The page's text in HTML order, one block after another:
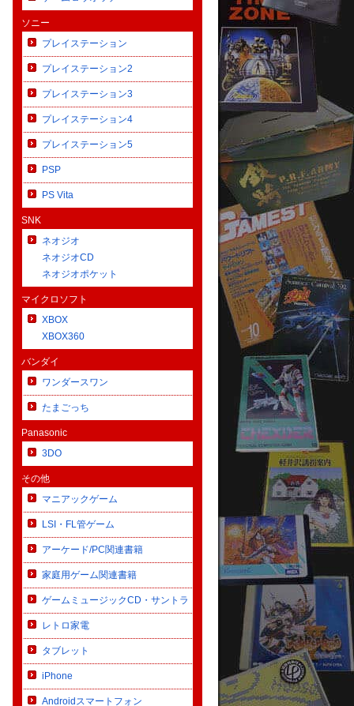
ソニー
プレイステーション
プレイステーション2
プレイステーション3
プレイステーション4
プレイステーション5
PSP
PS Vita
SNK
ネオジオ
ネオジオCD
ネオジオポケット
マイクロソフト
XBOX
XBOX360
バンダイ
ワンダースワン
たまごっち
Panasonic
3DO
その他
マニアックゲーム
LSI・FL管ゲーム
アーケード/PC関連書籍
家庭用ゲーム関連書籍
ゲームミュージックCD・サントラ
レトロ家電
タブレット
iPhone
Androidスマートフォン